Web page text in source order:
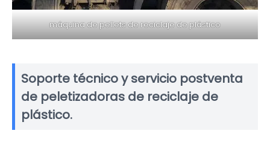
máquina de pellets de reciclaje de plástico
Soporte técnico y servicio postventa
de peletizadoras de reciclaje de
plástico.